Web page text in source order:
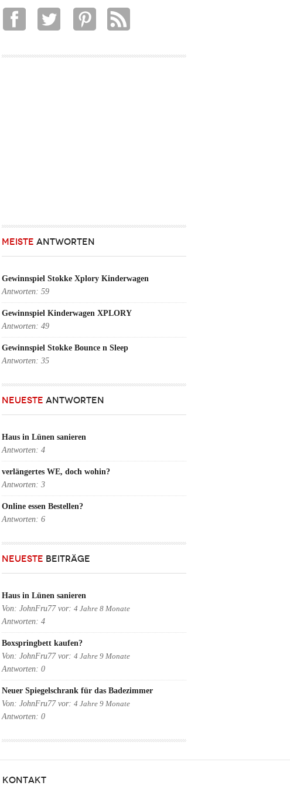
MEISTE ANTWORTEN
Gewinnspiel Stokke Xplory Kinderwagen
Antworten: 59
Gewinnspiel Kinderwagen XPLORY
Antworten: 49
Gewinnspiel Stokke Bounce n Sleep
Antworten: 35
NEUESTE ANTWORTEN
Haus in Lünen sanieren
Antworten: 4
verlängertes WE, doch wohin?
Antworten: 3
Online essen Bestellen?
Antworten: 6
NEUESTE BEITRÄGE
Haus in Lünen sanieren
Von: JohnFru77 vor: 4 Jahre 8 Monate
Antworten: 4
Boxspringbett kaufen?
Von: JohnFru77 vor: 4 Jahre 9 Monate
Antworten: 0
Neuer Spiegelschrank für das Badezimmer
Von: JohnFru77 vor: 4 Jahre 9 Monate
Antworten: 0
KONTAKT